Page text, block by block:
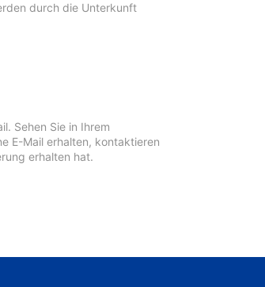
durch die Unterkunft
Sehen Sie in Ihrem
E-Mail erhalten, kontaktieren
erhalten hat.